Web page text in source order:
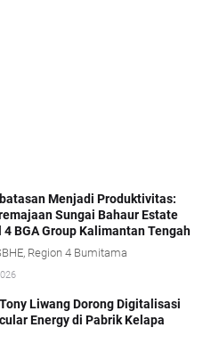
Menjadi Produktivitas:
Sungai Bahaur Estate
4 BGA Group Kalimantan Tengah
Region 4 Bumitama
Liwang Dorong Digitalisasi
Energy di Pabrik Kelapa